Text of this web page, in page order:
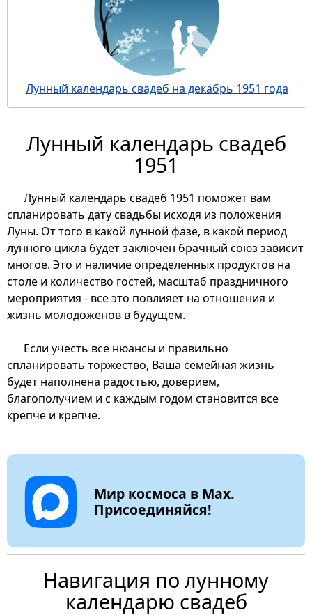
Лунный календарь свадеб на декабрь 1951 года
Лунный календарь свадеб
1951
Лунный календарь свадеб 1951 поможет вам
спланировать дату свадьбы исходя из положения
Луны. От того в какой лунной фазе, в какой период
лунного цикла будет заключен брачный союз зависит
многое. Это и наличие определенных продуктов на
столе и количество гостей, масштаб праздничного
мероприятия - все это повлияет на отношения и
жизнь молодоженов в будущем.
Если учесть все нюансы и правильно
спланировать торжество, Ваша семейная жизнь
будет наполнена радостью, доверием,
благополучием и с каждым годом становится все
крепче и крепче.
Мир космоса в Max.
Присоединяйся!
Навигация по лунному
календарю свадеб